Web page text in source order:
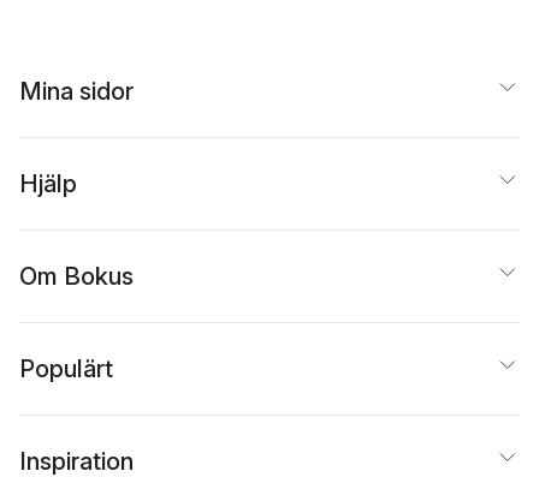
Mina sidor
Hjälp
Om Bokus
Populärt
Inspiration